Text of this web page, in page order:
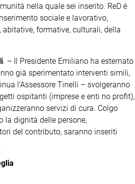
nella quale sei inserito. ReD è
sociale e lavorativo,
formative, culturali, della
. – Il Presidente Emiliano ha esternato
già sperimentato interventi simili,
l’Assessore Tinelli – svolgeranno
ospitanti (imprese e enti no profit),
servizi di cura. Colgo
la dignità delle persone,
del contributo, saranno inseriti